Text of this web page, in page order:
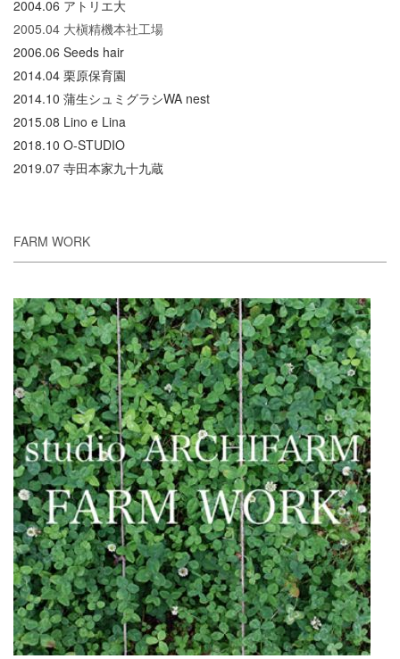
2004.06 アトリエ大
2005.04 大槇精機本社工場
2006.06 Seeds hair
2014.04 栗原保育園
2014.10 蒲生シュミグラシWA nest
2015.08 Lino e Lina
2018.10 O-STUDIO
2019.07 寺田本家九十九蔵
FARM WORK